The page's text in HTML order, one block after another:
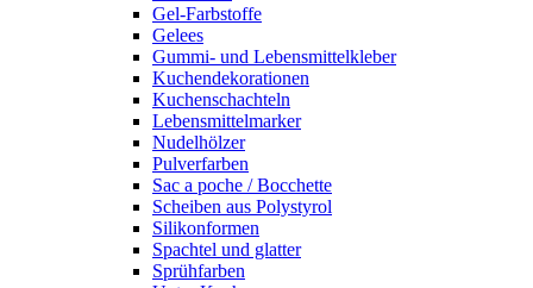
Gel-Farbstoffe
Gelees
Gummi- und Lebensmittelkleber
Kuchendekorationen
Kuchenschachteln
Lebensmittelmarker
Nudelhölzer
Pulverfarben
Sac a poche / Bocchette
Scheiben aus Polystyrol
Silikonformen
Spachtel und glatter
Sprühfarben